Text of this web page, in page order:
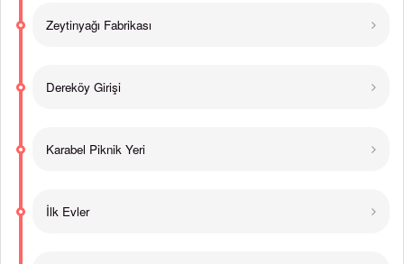
Zeytinyağı Fabrikası
Dereköy Girişi
Karabel Piknik Yeri
İlk Evler